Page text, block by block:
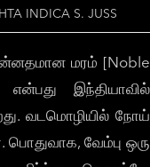
INDICA S. JUSS
மரம் [Noble
இந்தியாவில்
வடமொழியில் நோய்
பொதுவாக, வேம்பு ஒரு